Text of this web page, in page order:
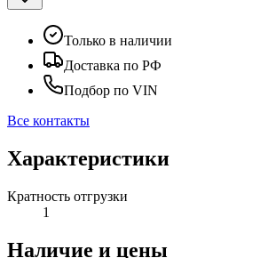
Только в наличии
Доставка по РФ
Подбор по VIN
Все контакты
Характеристики
Кратность отгрузки
1
Наличие и цены